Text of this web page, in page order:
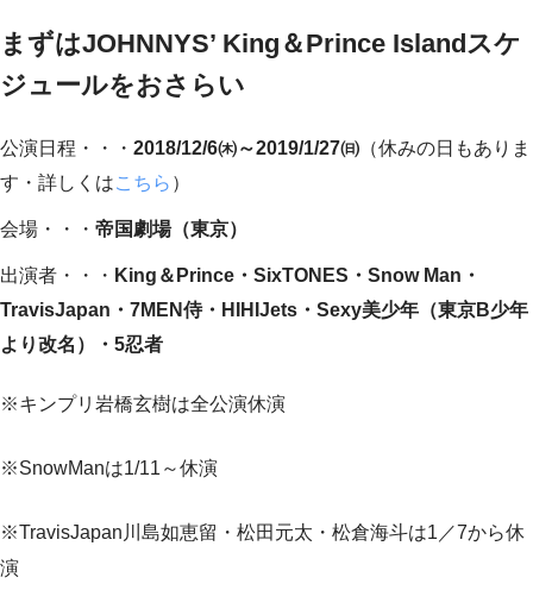
まずはJOHNNYS’ King＆Prince Islandスケ
ジュールをおさらい
公演日程・・・ 2018/12/6㈭～2019/1/27㈰ （休みの日もありま
す・詳しくはこちら ）
会場・・・ 帝国劇場（東京）
出演者・・・ King＆Prince・SixTONES・Snow Man・
TravisJapan・7MEN侍・HIHIJets・Sexy美少年（東京B少年
より改名）・5忍者
※キンプリ岩橋玄樹は全公演休演
※SnowManは1/11～休演
※TravisJapan川島如恵留・松田元太・松倉海斗は1／7から休
演